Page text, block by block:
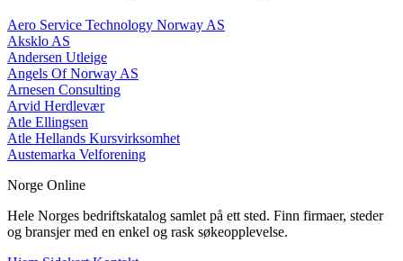
Aero Service Technology Norway AS
Aksklo AS
Andersen Utleige
Angels Of Norway AS
Arnesen Consulting
Arvid Herdlevær
Atle Ellingsen
Atle Hellands Kursvirksomhet
Austemarka Velforening
Norge Online
Hele Norges bedriftskatalog samlet på ett sted. Finn firmaer, steder
og bransjer med en enkel og rask søkeopplevelse.